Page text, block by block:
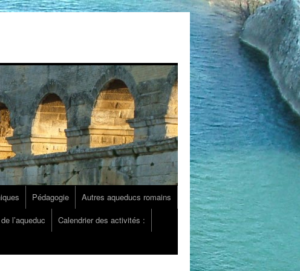
Pédagogie
Autres aqueducs romains
l’aqueduc
Calendrier des activités :